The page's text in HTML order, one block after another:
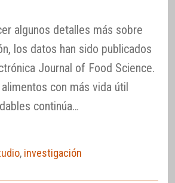
algunos detalles más sobre
los datos han sido publicados
Journal of Food Science.
con más vida útil
continúa…
, investigación